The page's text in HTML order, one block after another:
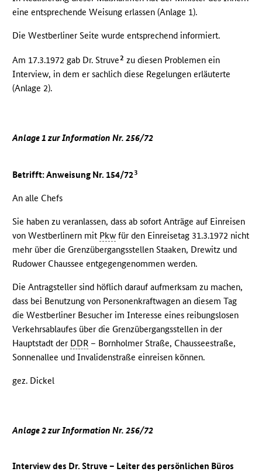
eine entsprechende Weisung erlassen (Anlage 1).
Die Westberliner Seite wurde entsprechend informiert.
Am 17.3.1972 gab Dr. Struve2 zu diesen Problemen ein
Interview, in dem er sachlich diese Regelungen erläuterte
(Anlage 2).
Anlage 1 zur Information Nr. 256/72
Betrifft: Anweisung Nr. 154/723
An alle Chefs
Sie haben zu veranlassen, dass ab sofort Anträge auf Einreisen
von Westberlinern mit Pkw für den Einreisetag 31.3.1972 nicht
mehr über die Grenzübergangsstellen Staaken, Drewitz und
Rudower Chaussee entgegengenommen werden.
Die Antragsteller sind höflich darauf aufmerksam zu machen,
dass bei Benutzung von Personenkraftwagen an diesem Tag
die Westberliner Besucher im Interesse eines reibungslosen
Verkehrsablaufes über die Grenzübergangsstellen in der
Hauptstadt der DDR – Bornholmer Straße, Chausseestraße,
Sonnenallee und Invalidenstraße einreisen können.
gez. Dickel
Anlage 2 zur Information Nr. 256/72
Interview des Dr. Struve – Leiter des persönlichen Büros